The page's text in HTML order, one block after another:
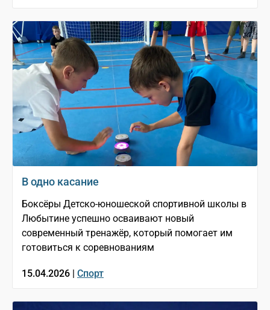
В одно касание
Боксёры Детско-юношеской спортивной школы в
Любытине успешно осваивают новый
современный тренажёр, который помогает им
готовиться к соревнованиям
15.04.2026 | Спорт